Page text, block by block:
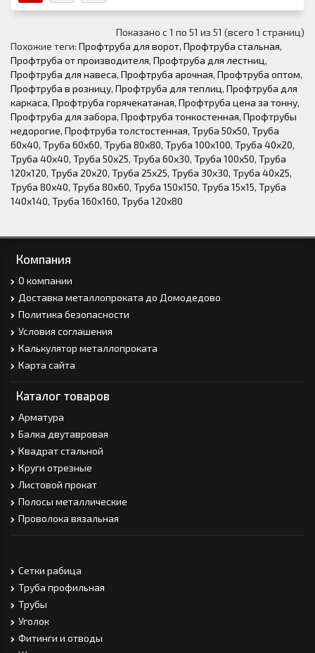
Показано с 1 по 51 из 51 (всего 1 страниц)
Похожие теги: Профтруба для ворот, Профтруба стальная,
Профтруба от производителя, Профтруба для лестниц,
Профтруба для навеса, Профтруба арочная, Профтруба оптом,
Профтруба в розницу, Профтруба для теплиц, Профтруба для
каркаса, Профтруба горячекатаная, Профтруба цена за тонну,
Профтруба для забора, Профтруба тонкостенная, Профтрубы
недорогие, Профтруба толстостенная, Труба 50х50, Труба
60х40, Труба 60х60, Труба 80х80, Труба 100х100, Труба 40х20,
Труба 40х40, Труба 50х25, Труба 60х30, Труба 100х50, Труба
120х120, Труба 20х20, Труба 25х25, Труба 30х30, Труба 40х25,
Труба 80х40, Труба 80х60, Труба 150х150, Труба 15х15, Труба
140х140, Труба 160х160, Труба 120х80
Компания
О компании
Доставка металлопроката до Домодедово
Политика безопасности
Условия соглашения
Калькулятор металлопроката
Карта сайта
Каталог товаров
Арматура
Балка двутавровая
Квадрат стальной
Круги отрезные
Листовой прокат
Полосы металлические
Проволока вязальная
Сетки рабица
Труба профильная
Трубы
Уголок
Фитинги и отводы